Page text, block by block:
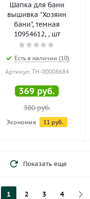
Шапка для бани
вышивка "Хозяин
бани", темная
10954612, , шт
Есть в наличии (10)
Артикул: ТН-00008684
369 руб.
380руб.
Экономия 11 руб.
Показать еще
1 2 3 4